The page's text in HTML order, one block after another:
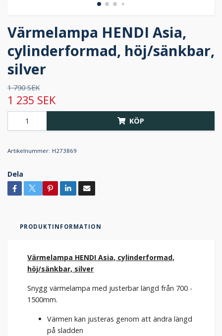
Värmelampa HENDI Asia,
cylinderformad, höj/sänkbar,
silver
1 790 SEK
1 235 SEK
KÖP
Artikelnummer: H273869
Dela
PRODUKTINFORMATION
Värmelampa HENDI Asia, cylinderformad,
höj/sänkbar, silver
Snygg värmelampa med justerbar längd från 700 -
1500mm.
Värmen kan justeras genom att ändra längd
på sladden